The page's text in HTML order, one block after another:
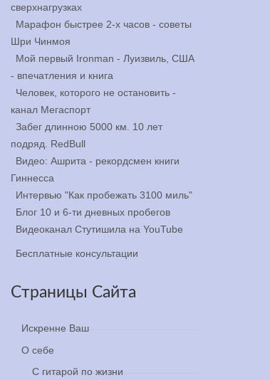
сверхнагрузках
Марафон быстрее 2-х часов - советы
Шри Чинмоя
Мой первый Ironman - Луизвиль, США
- впечатления и книга
Человек, которого не остановить -
канал Мегаспорт
Забег длинною 5000 км. 10 лет
подряд. RedBull
Видео: Ашрита - рекордсмен книги
Гиннесса
Интервью "Как пробежать 3100 миль"
Блог 10 и 6-ти дневных пробегов
Видеоканал Стутишила на YouTube
Бесплатные консультации
Страницы Сайта
Искренне Ваш
О себе
С гитарой по жизни